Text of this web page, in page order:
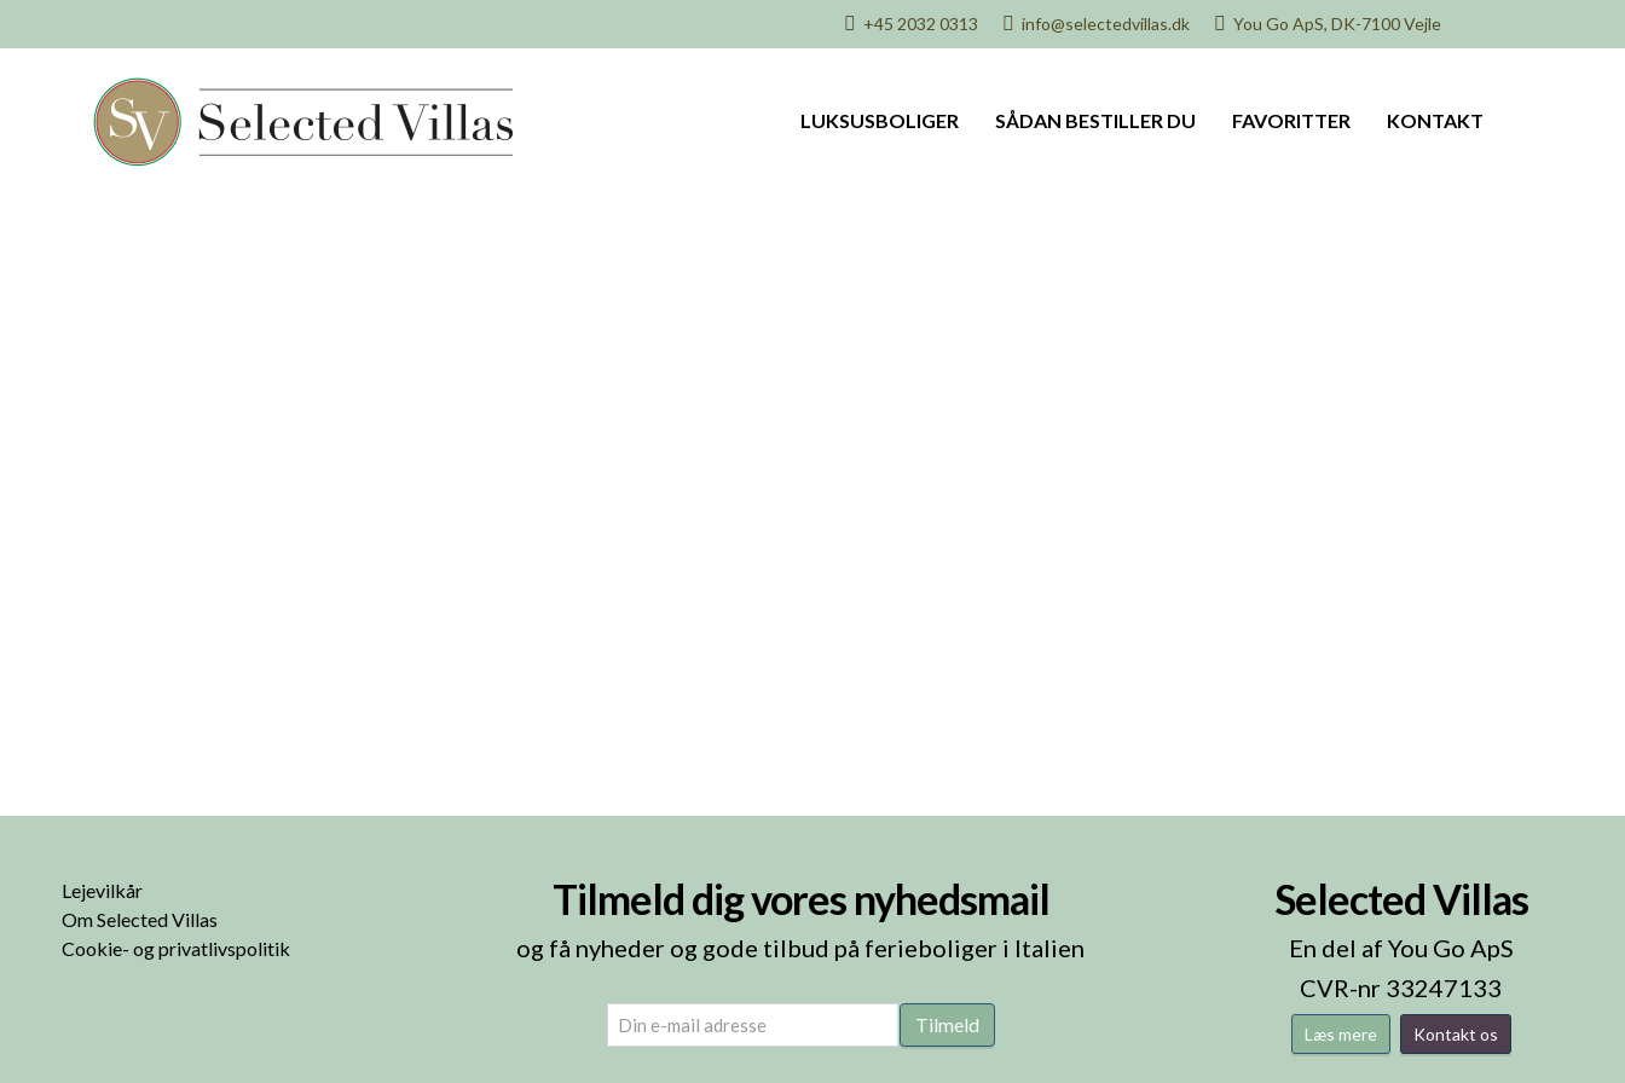
+45 2032 0313 info@selectedvillas.dk You Go ApS, DK-7100 Vejle
LUKSUSBOLIGER SÅDAN BESTILLER DU FAVORITTER KONTAKT
Lejevilkår
Om Selected Villas
Cookie- og privatlivspolitik
Tilmeld dig vores nyhedsmail
og få nyheder og gode tilbud på ferieboliger i Italien
email (Påkrævet) Tilmeld
Selected Villas
En del af You Go ApS
CVR-nr 33247133
Læs mere Kontakt os